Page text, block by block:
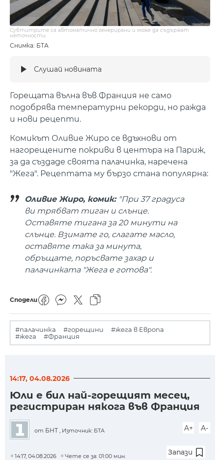
Снимка: БТА
Субтитрите са автоматично генерирани и може да съдържат
неточности.
Слушай новината
Горещата вълна във Франция не само
подобрява температурни рекорди, но ражда
и нови рецепти.
Комикът Оливие Жиро се вдъхнови от
нагорещените покриви в центъра на Париж,
за да създаде своята палачинка, наречена
"Жега". Рецептата му бързо стана популярна:
Оливие Жиро, комик: "При 37 градуса
ви трябват тиган и слънце.
Оставяте тигана за 20 минути на
слънце. Взимате го, слагате масло,
оставяте така за минута,
обръщате, поръсвате захар и
палачинката "Жега е готова".
Сподели
#палачинка #горещини
#жега в Европа
#жега
#Франция
14:17, 04.08.2026
Юли е бил най-горещият месец,
регистриран някога във Франция
от БНТ , Източник: БТА A+ A-
14:17, 04.08.2026 Чете се за: 01:00 мин. Запази